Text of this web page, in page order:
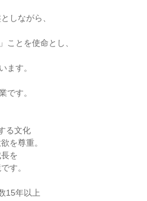
しながら、
ことを使命とし、
ます。
です。
る文化
15年以上